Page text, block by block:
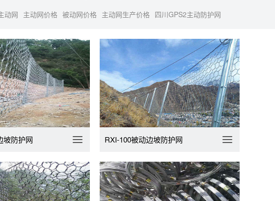
动网 主动网价格 被动网价格 主动网生产价格 四川GPS2主动防护网
坡防护网 RXI-100被动边坡防护网